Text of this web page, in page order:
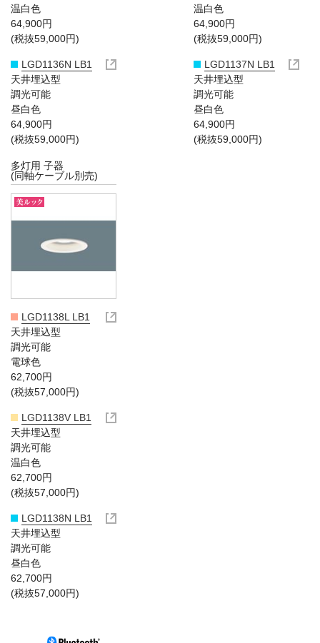
温白色
64,900円
(税抜59,000円)
LGD1136N LB1
天井埋込型
調光可能
昼白色
64,900円
(税抜59,000円)
温白色
64,900円
(税抜59,000円)
LGD1137N LB1
天井埋込型
調光可能
昼白色
64,900円
(税抜59,000円)
多灯用 子器
(同軸ケーブル別売)
LGD1138L LB1
天井埋込型
調光可能
電球色
62,700円
(税抜57,000円)
LGD1138V LB1
天井埋込型
調光可能
温白色
62,700円
(税抜57,000円)
LGD1138N LB1
天井埋込型
調光可能
昼白色
62,700円
(税抜57,000円)